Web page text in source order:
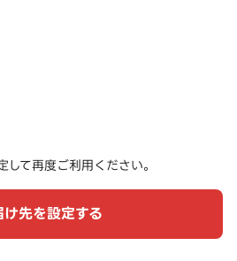
して再度ご利用ください。
け先を設定する